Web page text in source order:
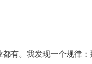
有。我发现一个规律